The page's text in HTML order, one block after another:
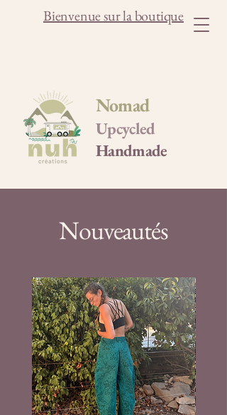
Bienvenue sur la boutique
Nomad
Upcycled
Handmade
Nouveautés